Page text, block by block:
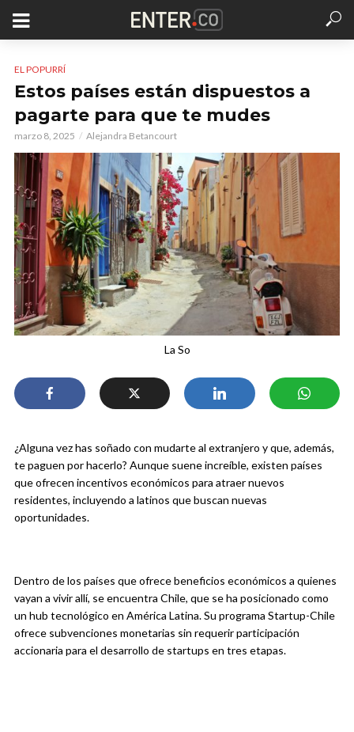
EL POPURRÍ
Estos países están dispuestos a
pagarte para que te mudes
marzo 8, 2025 Alejandra Betancourt
La So
¿Alguna vez has soñado con mudarte al extranjero y que, además,
te paguen por hacerlo? Aunque suene increíble, existen países
que ofrecen incentivos económicos para atraer nuevos
residentes, incluyendo a latinos que buscan nuevas
oportunidades.
Dentro de los países que ofrece beneficios económicos a quienes
vayan a vivir allí, se encuentra Chile, que se ha posicionado como
un hub tecnológico en América Latina. Su programa Startup-Chile
ofrece subvenciones monetarias sin requerir participación
accionaria para el desarrollo de startups en tres etapas.